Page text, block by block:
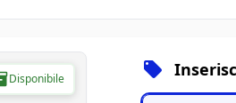
Disponibile